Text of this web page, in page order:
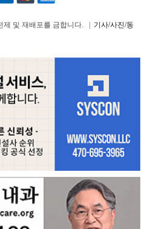
제 및 재배포를 금합니다. | 기사/사진/동